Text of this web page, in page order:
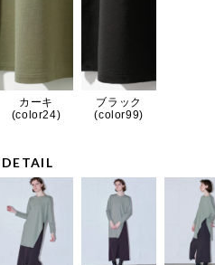
カーキ
(color24)
ブラック
(color99)
DETAIL